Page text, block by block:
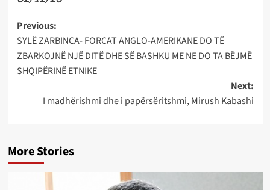
Post
navigation
Previous:
SYLË ZARBINCA- FORCAT ANGLO-AMERIKANE DO TË
ZBARKOJNË NJË DITË DHE SË BASHKU ME NE DO TA BËJMË
SHQIPËRINË ETNIKE
Next:
I madhërishmi dhe i papërsëritshmi, Mirush Kabashi
More Stories